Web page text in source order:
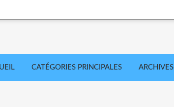
CATÉGORIES PRINCIPALES ARCHIVES